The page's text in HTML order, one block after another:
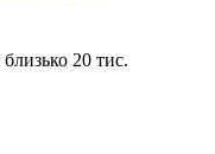
20 тис.